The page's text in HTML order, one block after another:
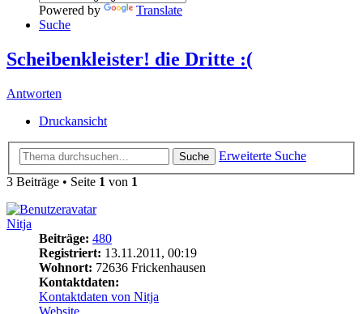
Powered by
Translate
Suche
Scheibenkleister! die Dritte :(
Antworten
Druckansicht
Suche
Erweiterte Suche
3 Beiträge • Seite 1 von 1
Nitja
Beiträge: 480
Registriert: 13.11.2011, 00:19
Wohnort: 72636 Frickenhausen
Kontaktdaten:
Kontaktdaten von Nitja
Website